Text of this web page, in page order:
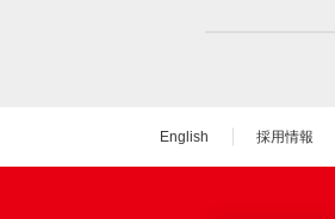
English 採用情報